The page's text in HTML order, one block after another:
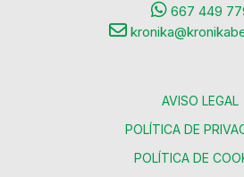
667 449
AVISO LEGAL
POLÍTICA DE
POLÍTICA DE